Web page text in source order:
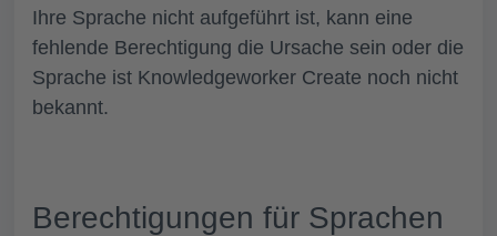
Ihre Sprache nicht aufgeführt ist, kann eine
fehlende Berechtigung die Ursache sein oder die
Sprache ist Knowledgeworker Create noch nicht
bekannt.
Berechtigungen für Sprachen